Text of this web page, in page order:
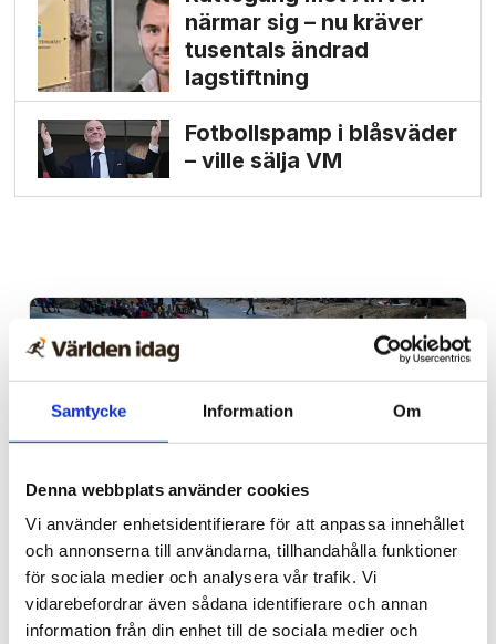
Samtycke Information Om
Denna webbplats använder cookies
Vi använder enhetsidentifierare för att anpassa innehållet
och annonserna till användarna, tillhandahålla funktioner
för sociala medier och analysera vår trafik. Vi
vidarebefordrar även sådana identifierare och annan
information från din enhet till de sociala medier och
närmar sig – nu kräver
tusentals ändrad
lagstiftning
Fotbollspamp i blåsväder
– ville sälja VM
Spanien/Marocko
Uppgifter: Tusentals